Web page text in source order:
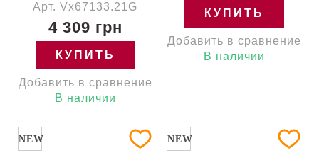
Арт. Vx67133.21G
4 309 грн
КУПИТЬ
Добавить в сравнение
В наличии
КУПИТЬ
Добавить в сравнение
В наличии
NEW NEW